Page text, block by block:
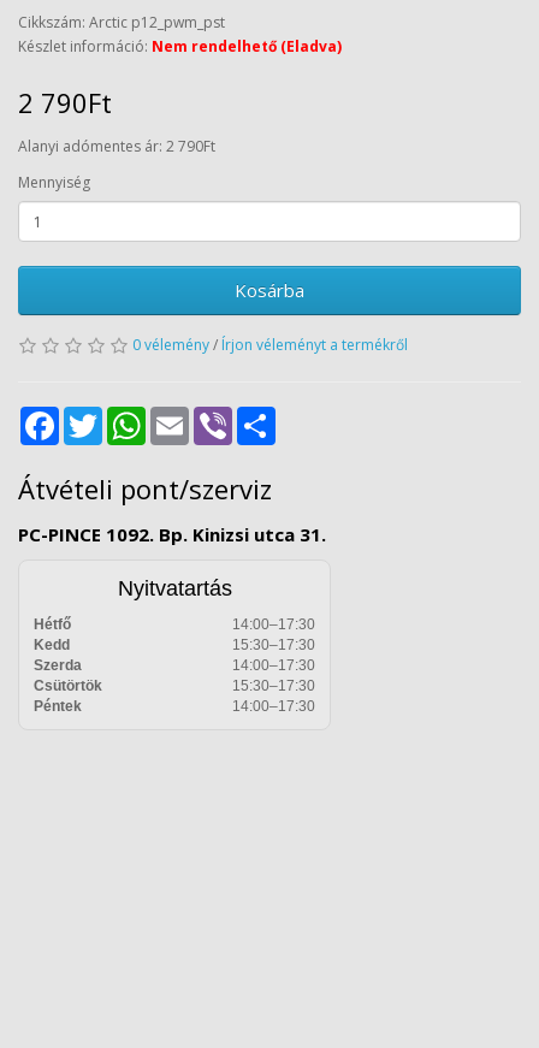
Cikkszám: Arctic p12_pwm_pst
Készlet információ: Nem rendelhető (Eladva)
2 790Ft
Alanyi adómentes ár: 2 790Ft
Mennyiség
Kosárba
0 vélemény/ Írjon véleményt a termékről
FacebookTwitter WhatsApp
Email Viber
Átvételi pont/szerviz
PC-PINCE 1092. Bp. Kinizsi utca 31.
Nyitvatartás
Hétfő
14:00–17:30
Kedd
15:30–17:30
Szerda
14:00–17:30
Csütörtök
15:30–17:30
Péntek
14:00–17:30